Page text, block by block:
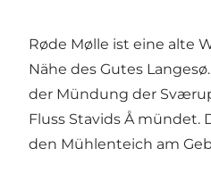
Røde Mølle ist eine alte
Nähe des Gutes
der Mündung der
Fluss Stavids Å mündet.
den Mühlenteich am